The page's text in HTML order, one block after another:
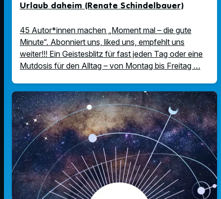
Urlaub daheim (Renate Schindelbauer)
45 Autor*innen machen „Moment mal – die gute
Minute“. Abonniert uns, liked uns, empfehlt uns
weiter!!! Ein Geistesblitz für fast jeden Tag oder eine
Mutdosis für den Alltag – von Montag bis Freitag …